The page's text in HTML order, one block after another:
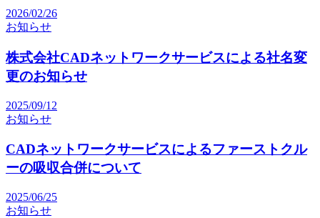
2026/02/26
お知らせ
株式会社CADネットワークサービスによる社名変
更のお知らせ
2025/09/12
お知らせ
CADネットワークサービスによるファーストクル
ーの吸収合併について
2025/06/25
お知らせ